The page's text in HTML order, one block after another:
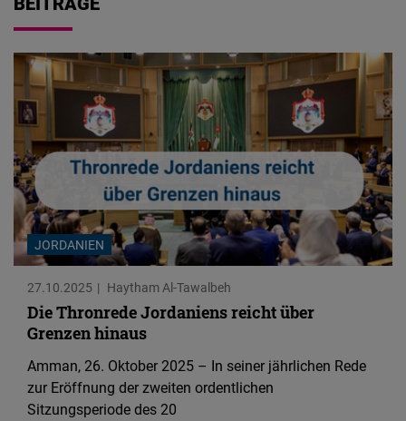
JORDANIEN
27.10.2025 Haytham Al-Tawalbeh
Die Thronrede Jordaniens reicht über
Grenzen hinaus
Amman, 26. Oktober 2025 – In seiner jährlichen Rede
zur Eröffnung der zweiten ordentlichen
Sitzungsperiode des 20
Podigee
Embed
D.Vinci
Embed
Typeform
Embed